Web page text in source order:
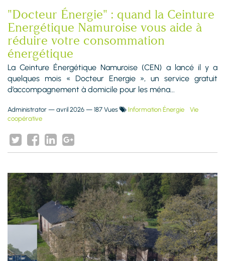
"Docteur Énergie" : quand la Ceinture
Energétique Namuroise vous aide à
réduire votre consommation
énergétique
La Ceinture Énergétique Namuroise (CEN) a lancé il y a
quelques mois « Docteur Energie », un service gratuit
d’accompagnement à domicile pour les ména...
Administrator — avril 2026 — 187 Vues Information Énergie
Vie
coopérative